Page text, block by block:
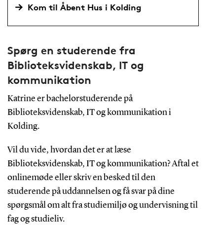
Kom til Åbent Hus i Kolding
Spørg en studerende fra
Biblioteksvidenskab, IT og
kommunikation
Katrine er bachelorstuderende på
Biblioteksvidenskab, IT og kommunikation i
Kolding.
Vil du vide, hvordan det er at læse
Biblioteksvidenskab, IT og kommunikation? Aftal et
onlinemøde eller skriv en besked til den
studerende på uddannelsen og få svar på dine
spørgsmål om alt fra studiemiljø og undervisning til
fag og studieliv.